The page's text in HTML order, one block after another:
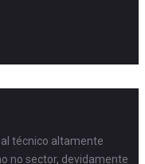
técnico altamente
no sector, devidamente